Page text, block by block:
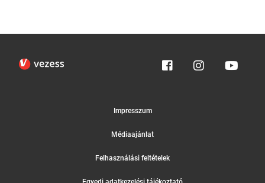
Impresszum
Médiaajánlat
Felhasználási feltételek